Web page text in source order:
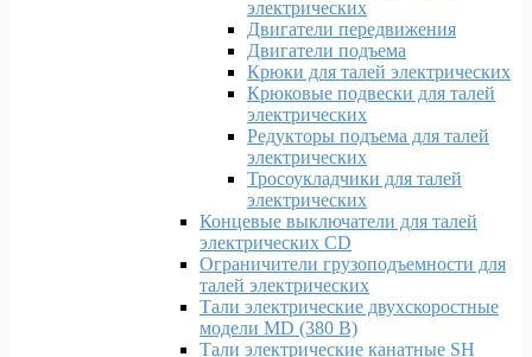
электрических
Двигатели передвижения
Двигатели подъема
Крюки для талей электрических
Крюковые подвески для талей
электрических
Редукторы подъема для талей
электрических
Тросоукладчики для талей
электрических
Концевые выключатели для талей
электрических CD
Ограничители грузоподъемности для
талей электрических
Тали электрические двухскоростные
модели MD (380 В)
Тали электрические канатные SH